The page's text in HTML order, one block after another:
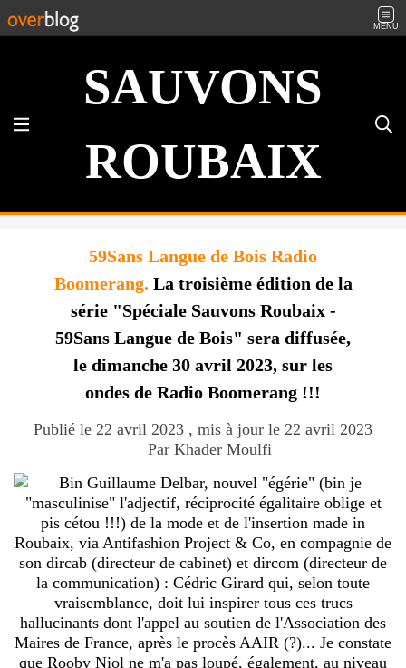
MENU
SAUVONS
ROUBAIX
59Sans Langue de Bois Radio
Boomerang. La troisième édition de la
série "Spéciale Sauvons Roubaix -
59Sans Langue de Bois" sera diffusée,
le dimanche 30 avril 2023, sur les
ondes de Radio Boomerang !!!
Publié le 22 avril 2023 , mis à jour le 22 avril 2023
Par Khader Moulfi